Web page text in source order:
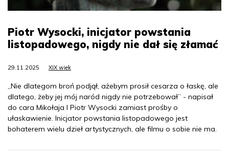
Piotr Wysocki, inicjator powstania
listopadowego, nigdy nie dał się złamać
29.11.2025 XIX wiek
„Nie dlategom broń podjął, ażebym prosił cesarza o łaskę, ale
dlatego, żeby jej mój naród nigdy nie potrzebował” - napisał
do cara Mikołaja I Piotr Wysocki zamiast prośby o
ułaskawienie. Inicjator powstania listopadowego jest
bohaterem wielu dzieł artystycznych, ale filmu o sobie nie ma.